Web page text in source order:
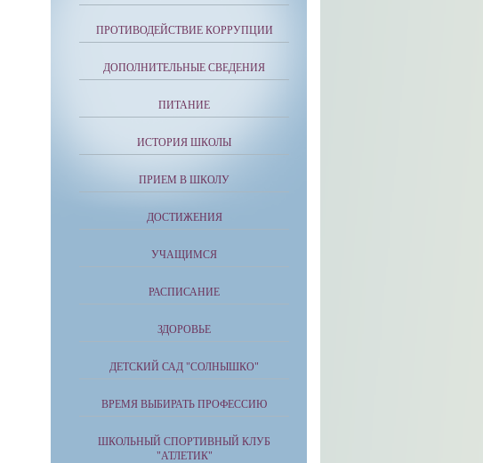
ПРОТИВОДЕЙСТВИЕ КОРРУПЦИИ
ДОПОЛНИТЕЛЬНЫЕ СВЕДЕНИЯ
ПИТАНИЕ
ИСТОРИЯ ШКОЛЫ
ПРИЕМ В ШКОЛУ
ДОСТИЖЕНИЯ
УЧАЩИМСЯ
РАСПИСАНИЕ
ЗДОРОВЬЕ
ДЕТСКИЙ САД "СОЛНЫШКО"
ВРЕМЯ ВЫБИРАТЬ ПРОФЕССИЮ
ШКОЛЬНЫЙ СПОРТИВНЫЙ КЛУБ
"АТЛЕТИК"